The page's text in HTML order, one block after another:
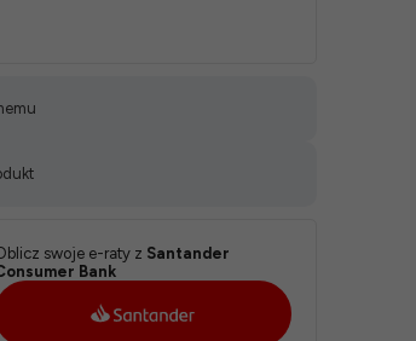
swoje e-raty z Santander
Bank